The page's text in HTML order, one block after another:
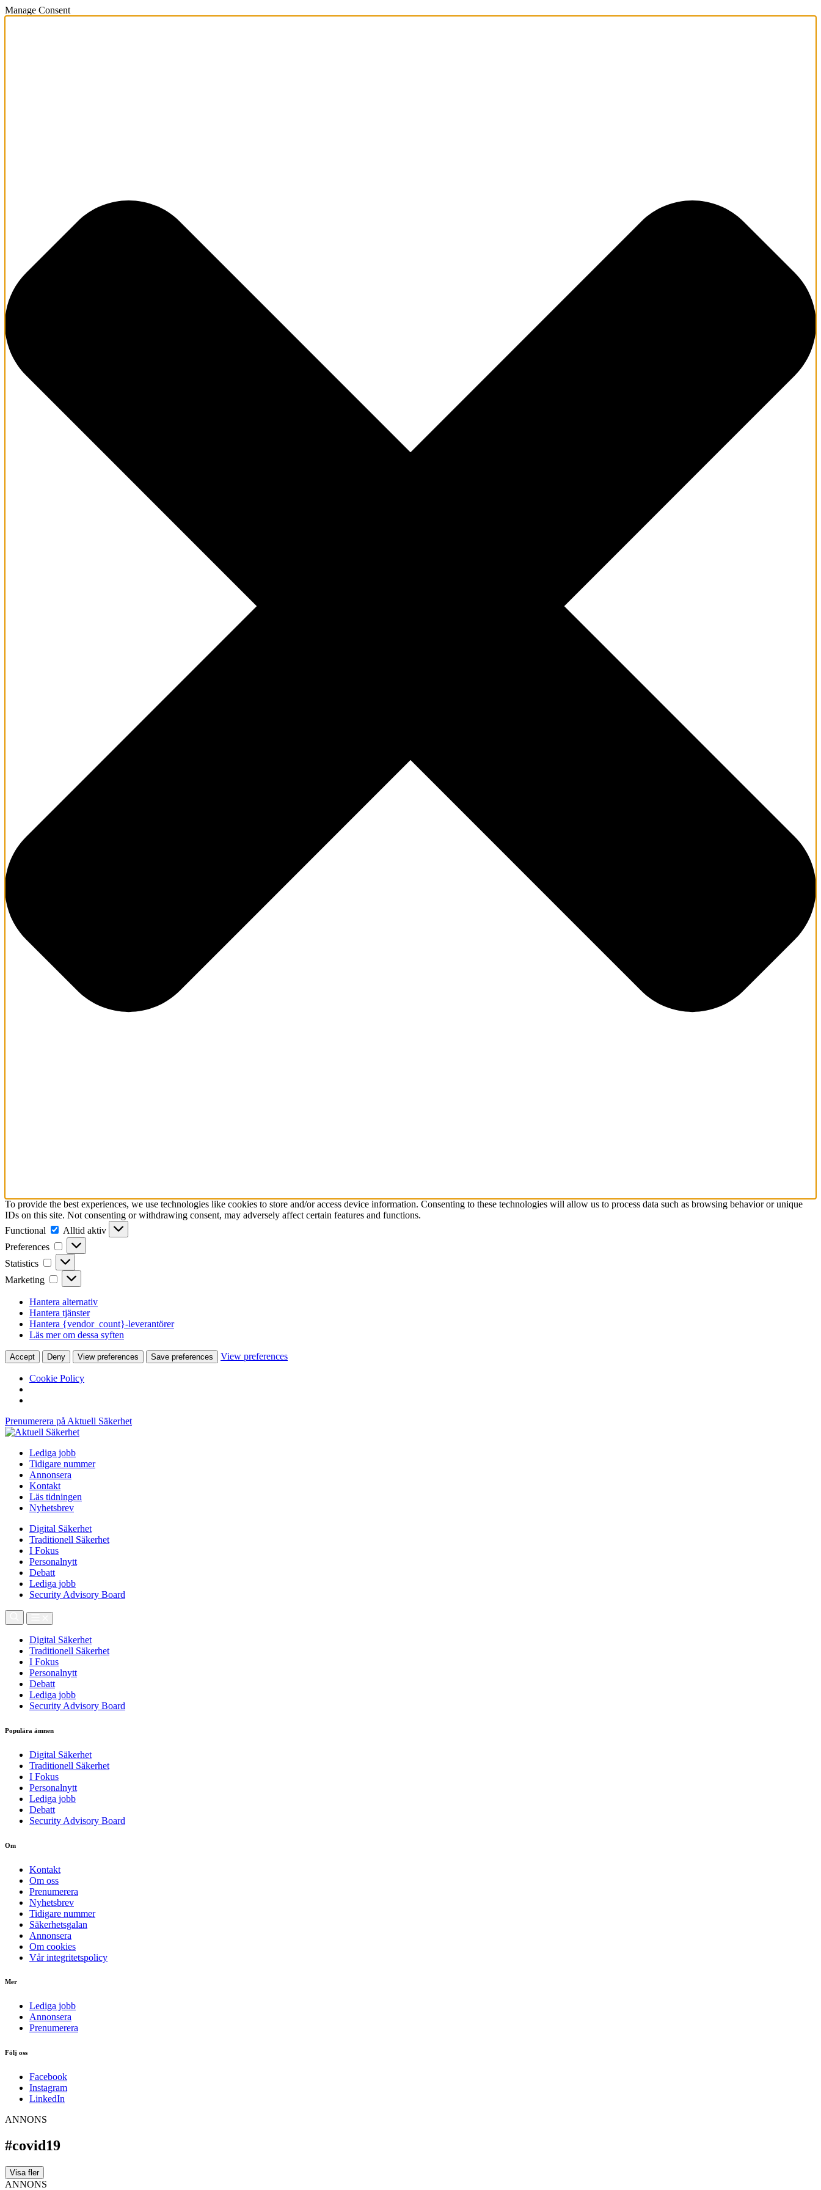
Manage Consent
To provide the best experiences, we use technologies like cookies to store and/or access device information. Consenting to these technologies will allow us to process data such as browsing behavior or unique
IDs on this site. Not consenting or withdrawing consent, may adversely affect certain features and functions.
Functional
Functional
Alltid aktiv
Preferences
Preferences
Statistics Statistics
Marketing Marketing
Hantera alternativ
Hantera tjänster
Hantera {vendor_count}-leverantörer
Läs mer om dessa syften
Accept Deny View preferences Save preferences View preferences
Cookie Policy
Prenumerera på Aktuell Säkerhet
Lediga jobb
Tidigare nummer
Annonsera
Kontakt
Läs tidningen
Nyhetsbrev
Digital Säkerhet
Traditionell Säkerhet
I Fokus
Personalnytt
Debatt
Lediga jobb
Security Advisory Board
Digital Säkerhet
Traditionell Säkerhet
I Fokus
Personalnytt
Debatt
Lediga jobb
Security Advisory Board
Populära ämnen
Digital Säkerhet
Traditionell Säkerhet
I Fokus
Personalnytt
Lediga jobb
Debatt
Security Advisory Board
Om
Kontakt
Om oss
Prenumerera
Nyhetsbrev
Tidigare nummer
Säkerhetsgalan
Annonsera
Om cookies
Vår integritetspolicy
Mer
Lediga jobb
Annonsera
Prenumerera
Följ oss
Facebook
Instagram
LinkedIn
ANNONS
#covid19
Visa fler
ANNONS